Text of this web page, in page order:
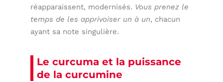
réapparaissent, modernisés. Vous prenez le
temps de les apprivoiser un à un, chacun
ayant sa note singulière.
Le curcuma et la puissance
de la curcumine